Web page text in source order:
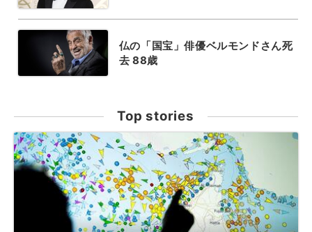
仏の「国宝」俳優ベルモンドさん死
去 88歳
Top stories